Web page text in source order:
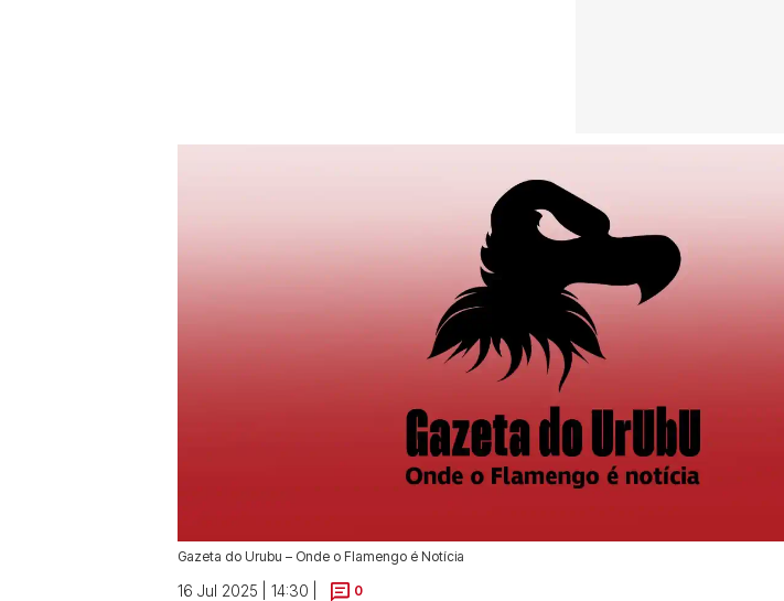
Gazeta do Urubu – Onde o Flamengo é Notícia
16 Jul 2025 | 14:30 | 0